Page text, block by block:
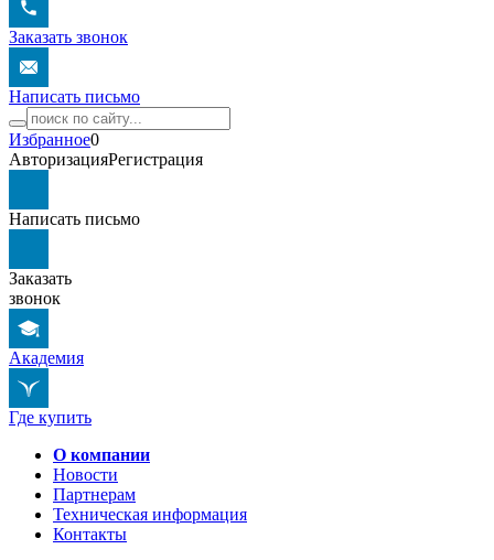
Заказать звонок
Написать письмо
Избранное0
АвторизацияРегистрация
Написать письмо
Заказать
звонок
Академия
Где купить
О компании
Новости
Партнерам
Техническая информация
Контакты